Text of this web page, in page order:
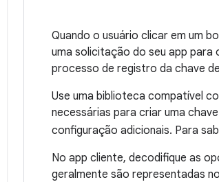
Quando o usuário clicar em um
uma solicitação do seu app
processo de registro da chave
Use uma biblioteca compatível
necessárias para criar uma
configuração adicionais. Para
No app cliente, decodifique as
geralmente são representadas